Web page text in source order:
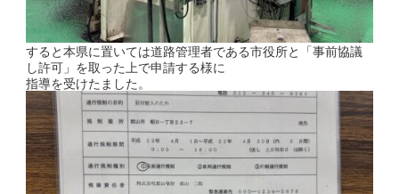
すると本県に置いては道路管理者である市役所と「事前協議
し許可」を取った上で申請する様に
指導を受けたました。